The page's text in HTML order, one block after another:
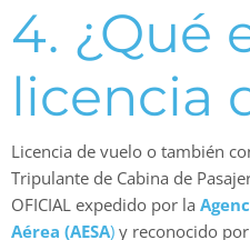
4. ¿Qué
licencia
Licencia de vuelo o también
Tripulante de Cabina de
OFICIAL expedido por la
Aérea (AESA) y reconocido